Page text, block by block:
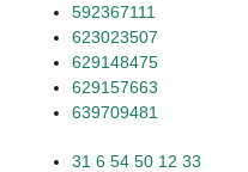
592367111
623023507
629148475
629157663
639709481
31 6 54 50 12 33